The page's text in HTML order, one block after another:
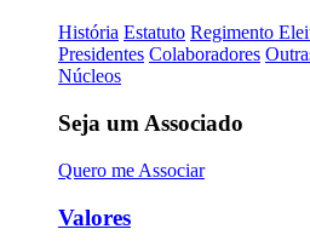
História Estatuto Regimento
Presidentes Colaboradores
Núcleos
Seja um Associado
Quero me Associar
Valores